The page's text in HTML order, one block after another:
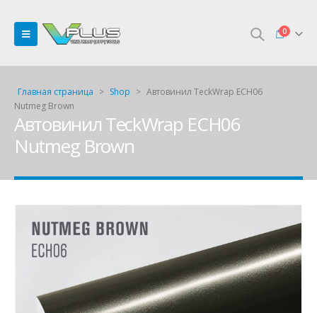
0
Главная страница > Shop > Автовинил TeckWrap ECH06
Nutmeg Brown
Автовинил TeckWrap ECH06
Nutmeg Brown